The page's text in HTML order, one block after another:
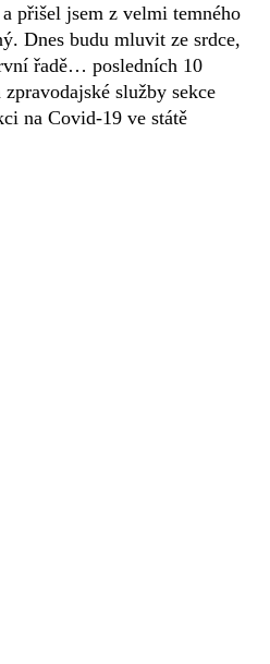
přišel jsem z velmi temného
Dnes budu mluvit ze srdce,
řadě… posledních 10
služby sekce
na Covid-19 ve státě